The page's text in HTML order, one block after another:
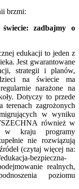
brzmi:
zadbajmy o
edukacji to jeden z
Jest gwarantowane
strategii i planów,
na świecie ma
narażone na
Dotyczy to przede
zagrożonych
w wyniku
również w
w kraju programy
nie rozwiązują
(czytaj więcej na:
bezpieczna-
realnych,
poziomu